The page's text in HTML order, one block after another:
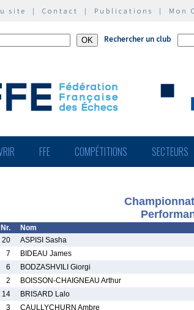
site | Contact | Publications | Mon
Rechercher un club
FFE COMPÉTITIONS SECTEURS
Nr. Nom
20
ASPISI Sasha
7
BIDEAU James
6
BODZASHVILI Giorgi
2
BOISSON-CHAIGNEAU Arthur
14
BRISARD Lalo
3
CAULLYCHURN Ambre